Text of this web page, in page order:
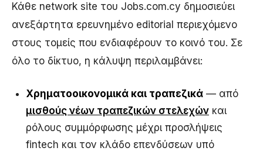
Κάθε network site του Jobs.com.cy δημοσιεύει
ανεξάρτητα ερευνημένο editorial περιεχόμενο
στους τομείς που ενδιαφέρουν το κοινό του. Σε
όλο το δίκτυο, η κάλυψη περιλαμβάνει:
Χρηματοοικονομικά και τραπεζικά — από
μισθούς νέων τραπεζικών στελεχών και
ρόλους συμμόρφωσης μέχρι προσλήψεις
fintech και τον κλάδο επενδύσεων υπό